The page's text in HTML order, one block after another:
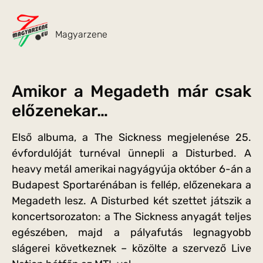
Magyarzene
Amikor a Megadeth már csak
előzenekar…
Első albuma, a The Sickness megjelenése 25.
évfordulóját turnéval ünnepli a Disturbed. A
heavy metál amerikai nagyágyúja október 6-án a
Budapest Sportarénában is fellép, előzenekara a
Megadeth lesz. A Disturbed két szettet játszik a
koncertsorozaton: a The Sickness anyagát teljes
egészében, majd a pályafutás legnagyobb
slágerei következnek – közölte a szervező Live